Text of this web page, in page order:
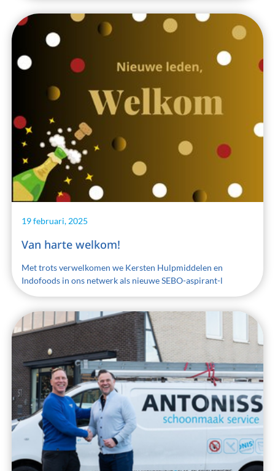
19 februari, 2025
Van harte welkom!
Met trots verwelkomen we Kersten Hulpmiddelen en
Indofoods in ons netwerk als nieuwe SEBO-aspirant-l